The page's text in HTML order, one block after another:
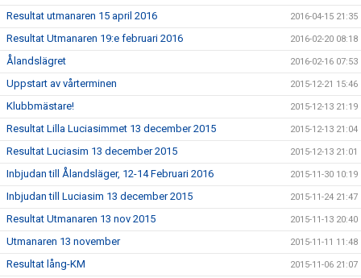
Resultat utmanaren 15 april 2016 2016-04-15 21:35
Resultat Utmanaren 19:e februari 2016 2016-02-20 08:18
Ålandslägret 2016-02-16 07:53
Uppstart av vårterminen 2015-12-21 15:46
Klubbmästare! 2015-12-13 21:19
Resultat Lilla Luciasimmet 13 december 2015 2015-12-13 21:04
Resultat Luciasim 13 december 2015 2015-12-13 21:01
Inbjudan till Ålandsläger, 12-14 Februari 2016 2015-11-30 10:19
Inbjudan till Luciasim 13 december 2015 2015-11-24 21:47
Resultat Utmanaren 13 nov 2015 2015-11-13 20:40
Utmanaren 13 november 2015-11-11 11:48
Resultat lång-KM 2015-11-06 21:07